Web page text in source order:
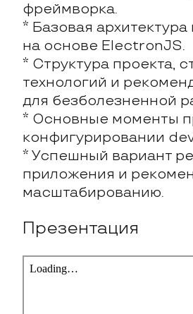
фреймворка.
* Базовая
на основе ElectronJS.
* Структура проекта,
технологий и
для безболезненной
* Основные моменты
конфигурировании
* Успешный вариант
приложения и
масштабированию.
Презентация